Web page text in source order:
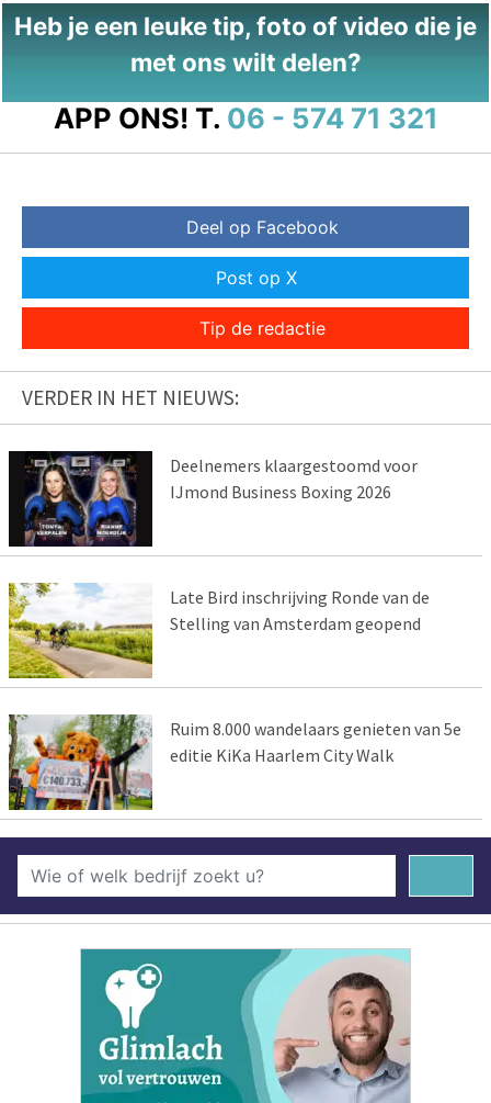
Heb je een leuke tip, foto of video die je
met ons wilt delen?
APP ONS! T. 06 - 574 71 321
Deel op Facebook
Post op X
Tip de redactie
VERDER IN HET NIEUWS:
Deelnemers klaargestoomd voor
IJmond Business Boxing 2026
Late Bird inschrijving Ronde van de
Stelling van Amsterdam geopend
Ruim 8.000 wandelaars genieten van 5e
editie KiKa Haarlem City Walk